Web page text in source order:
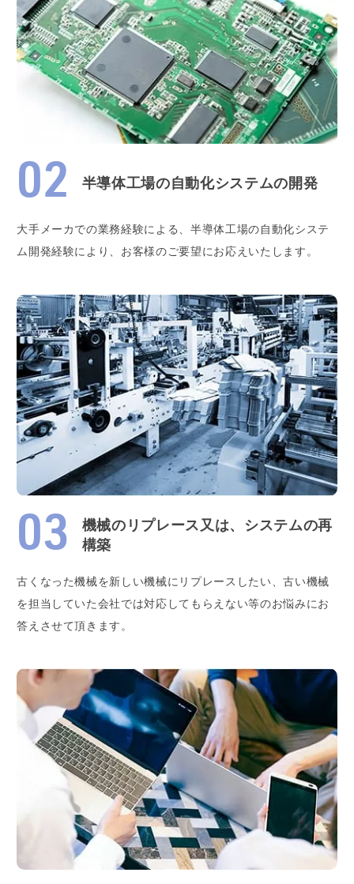
半導体工場の自動化システムの開発
大手メーカでの業務経験による、半導体工場の自動化システ
ム開発経験により、お客様のご要望にお応えいたします。
機械のリプレース又は、システムの再
構築
古くなった機械を新しい機械にリプレースしたい、古い機械
を担当していた会社では対応してもらえない等のお悩みにお
答えさせて頂きます。